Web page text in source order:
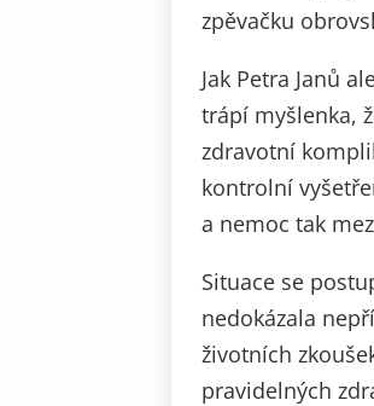
zpěvačku
Jak Petra Janů
trápí myšlenka,
zdravotní
kontrolní
a nemoc tak
Situace se
nedokázala
životních
pravidelných